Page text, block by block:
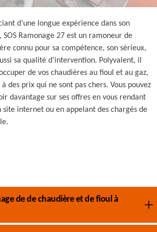
d’une longue expérience dans son
SOS Ramonage 27 est un ramoneur de
connu pour sa compétence, son sérieux,
sa qualité d’intervention. Polyvalent, il
de vos chaudières au fioul et au gaz,
des prix qui ne sont pas chers. Vous pouvez
davantage sur ses offres en vous rendant
site internet ou en appelant des chargés de
de de chaudière et de fioul à